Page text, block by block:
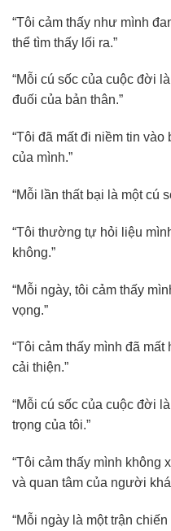
“Tôi cảm thấy như mình
thể tìm thấy lối ra.”
“Mỗi cú sốc của cuộc đời
đuối của bản thân.”
“Tôi đã mất đi niềm tin
của mình.”
“Mỗi lần thất bại là một cú
“Tôi thường tự hỏi liệu
không.”
“Mỗi ngày, tôi cảm thấy
vọng.”
“Tôi cảm thấy mình đã
cải thiện.”
“Mỗi cú sốc của cuộc đời
trọng của tôi.”
“Tôi cảm thấy mình
và quan tâm của người
“Mỗi ngày là một trận